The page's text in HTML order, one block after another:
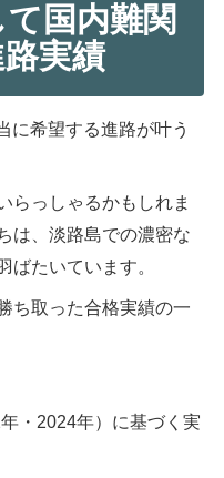
国内難関
実績
に希望する進路が叶う
らっしゃるかもしれま
は、淡路島での濃密な
ばたいています。
ち取った合格実績の一
・2024年）に基づく実